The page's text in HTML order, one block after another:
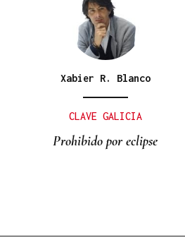
Xabier R. Blanco
CLAVE GALICIA
Prohibido por eclipse